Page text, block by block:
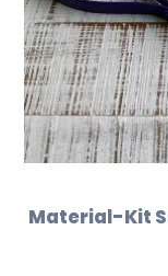
Material-Kit